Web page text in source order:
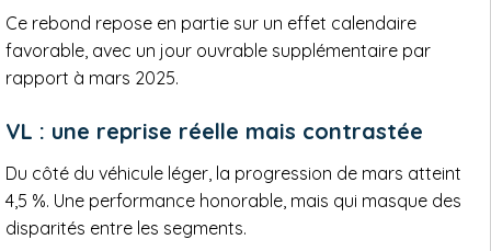
Ce rebond repose en partie sur un effet calendaire
favorable, avec un jour ouvrable supplémentaire par
rapport à mars 2025.
VL : une reprise réelle mais contrastée
Du côté du véhicule léger, la progression de mars atteint
4,5 %. Une performance honorable, mais qui masque des
disparités entre les segments.